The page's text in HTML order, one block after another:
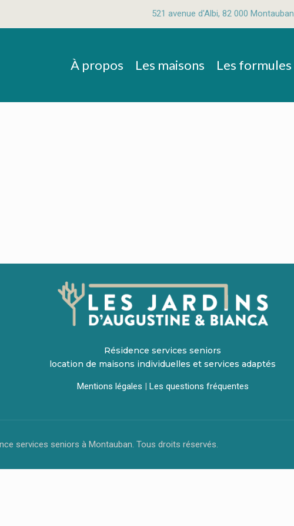
521 avenue d'Albi, 82 000 Montauban
À propos Les maisons Les formules
Résidence services seniors
location de maisons individuelles et services adaptés
Mentions légales Les questions fréquentes
services seniors à Montauban. Tous droits réservés.